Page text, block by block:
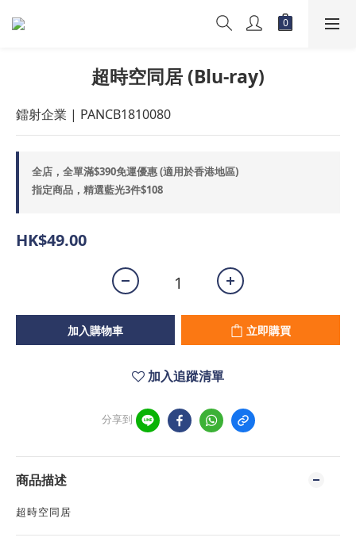
超時空同居 (Blu-ray)
鐳射企業 | PANCB1810080
全店，全單滿$390免運優惠 (適用於香港地區)
指定商品，精選藍光3件$108
HK$49.00
加入購物車 立即購買
加入追蹤清單
分享到
商品描述
超時空同居